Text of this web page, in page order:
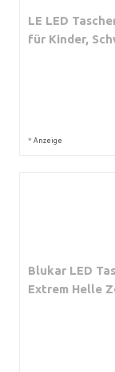
LE LED
für Kinder,
* Anzeige
Blukar LED
Extrem Helle